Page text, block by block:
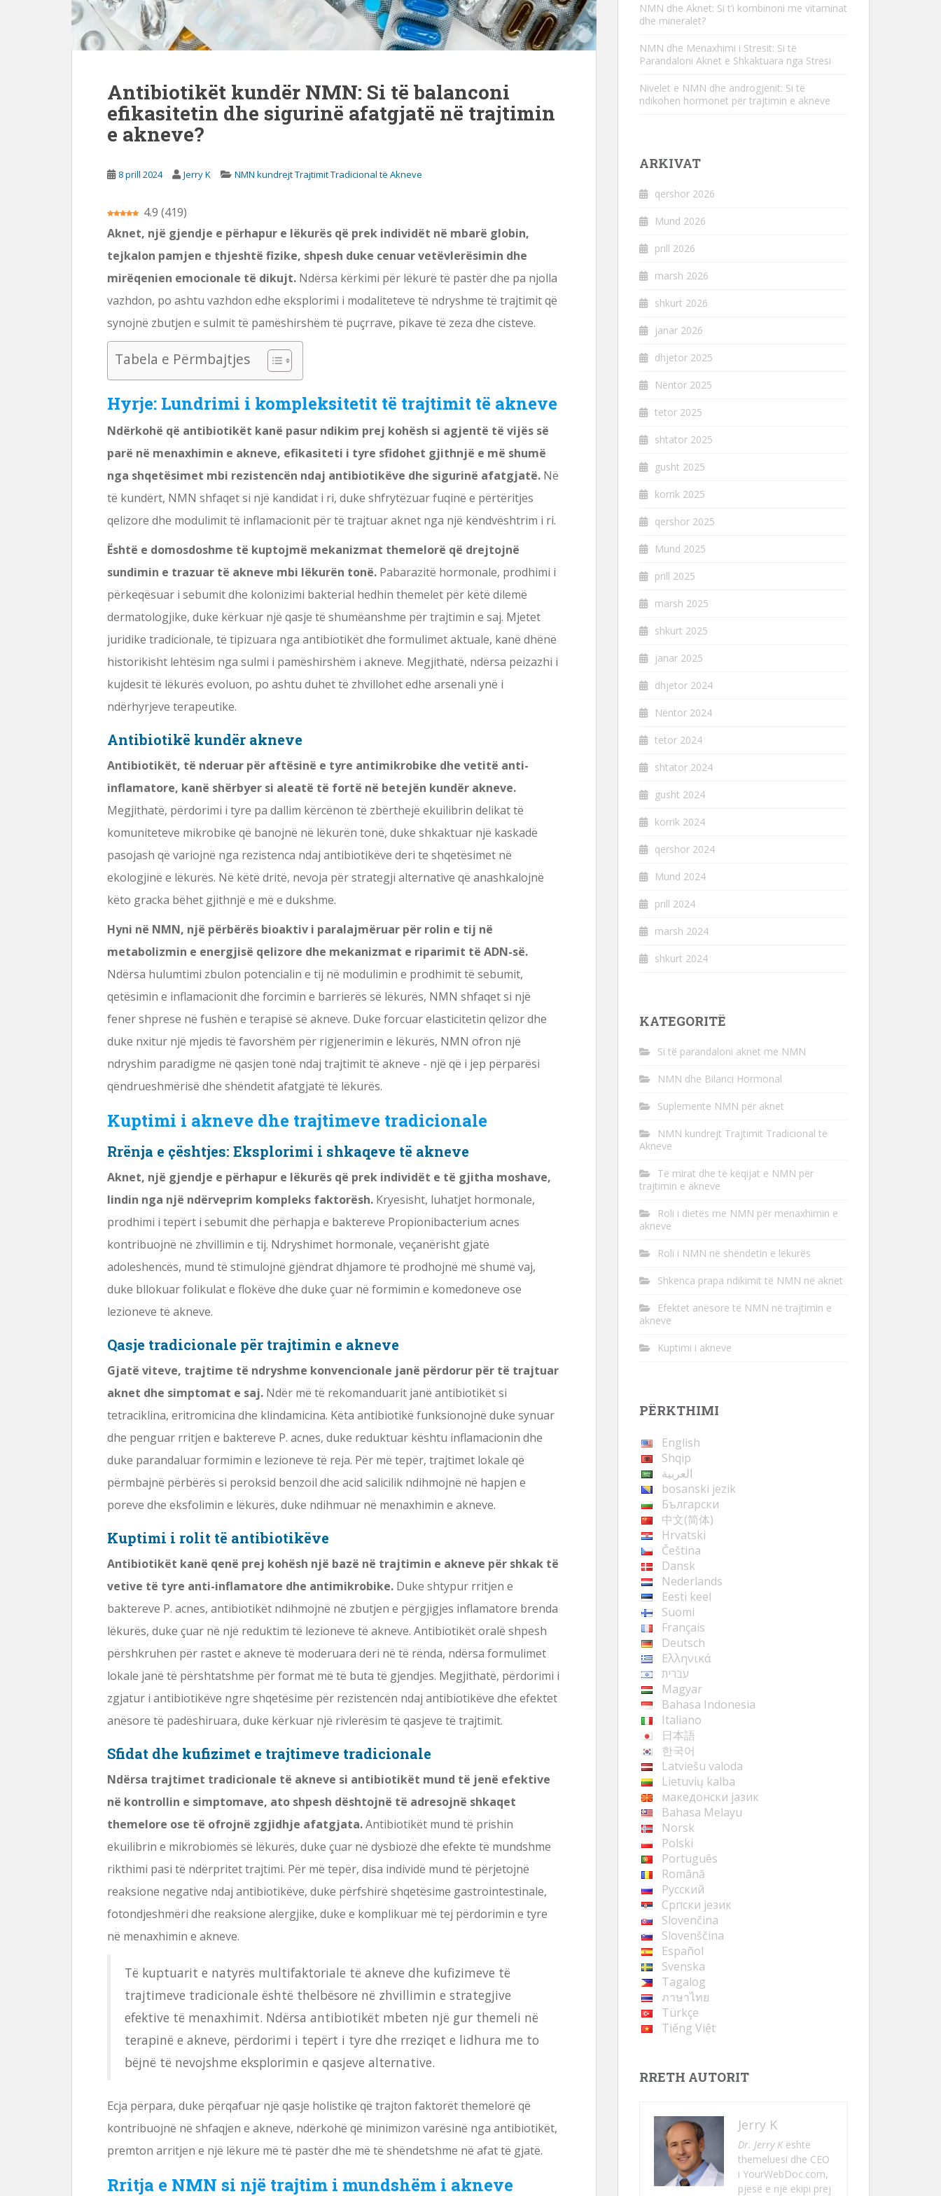
Antibiotikët kundër NMN: Si të balanconi
efikasitetin dhe sigurinë afatgjatë në trajtimin
e akneve?
8 prill 2024 Jerry K NMN kundrejt Trajtimit Tradicional të Akneve
4.9 (419)
Aknet, një gjendje e përhapur e lëkurës që prek individët në mbarë globin,
tejkalon pamjen e thjeshtë fizike, shpesh duke cenuar vetëvlerësimin dhe
mirëqenien emocionale të dikujt. Ndërsa kërkimi për lëkurë të pastër dhe pa njolla
vazhdon, po ashtu vazhdon edhe eksplorimi i modaliteteve të ndryshme të trajtimit që
synojnë zbutjen e sulmit të pamëshirshëm të puçrrave, pikave të zeza dhe cisteve.
Tabela e Përmbajtjes
Hyrje: Lundrimi i kompleksitetit të trajtimit të akneve
Ndërkohë që antibiotikët kanë pasur ndikim prej kohësh si agjentë të vijës së
parë në menaxhimin e akneve, efikasiteti i tyre sfidohet gjithnjë e më shumë
nga shqetësimet mbi rezistencën ndaj antibiotikëve dhe sigurinë afatgjatë. Në
të kundërt, NMN shfaqet si një kandidat i ri, duke shfrytëzuar fuqinë e përtëritjes
qelizore dhe modulimit të inflamacionit për të trajtuar aknet nga një këndvështrim i ri.
Është e domosdoshme të kuptojmë mekanizmat themelorë që drejtojnë
sundimin e trazuar të akneve mbi lëkurën tonë. Pabarazitë hormonale, prodhimi i
përkeqësuar i sebumit dhe kolonizimi bakterial hedhin themelet për këtë dilemë
dermatologjike, duke kërkuar një qasje të shumëanshme për trajtimin e saj. Mjetet
juridike tradicionale, të tipizuara nga antibiotikët dhe formulimet aktuale, kanë dhënë
historikisht lehtësim nga sulmi i pamëshirshëm i akneve. Megjithatë, ndërsa peizazhi i
kujdesit të lëkurës evoluon, po ashtu duhet të zhvillohet edhe arsenali ynë i
ndërhyrjeve terapeutike.
Antibiotikë kundër akneve
Antibiotikët, të nderuar për aftësinë e tyre antimikrobike dhe vetitë anti-
inflamatore, kanë shërbyer si aleatë të fortë në betejën kundër akneve.
Megjithatë, përdorimi i tyre pa dallim kërcënon të zbërthejë ekuilibrin delikat të
komuniteteve mikrobike që banojnë në lëkurën tonë, duke shkaktuar një kaskadë
pasojash që variojnë nga rezistenca ndaj antibiotikëve deri te shqetësimet në
ekologjinë e lëkurës. Në këtë dritë, nevoja për strategji alternative që anashkalojnë
këto gracka bëhet gjithnjë e më e dukshme.
Hyni në NMN, një përbërës bioaktiv i paralajmëruar për rolin e tij në
metabolizmin e energjisë qelizore dhe mekanizmat e riparimit të ADN-së.
Ndërsa hulumtimi zbulon potencialin e tij në modulimin e prodhimit të sebumit,
qetësimin e inflamacionit dhe forcimin e barrierës së lëkurës, NMN shfaqet si një
fener shprese në fushën e terapisë së akneve. Duke forcuar elasticitetin qelizor dhe
duke nxitur një mjedis të favorshëm për rigjenerimin e lëkurës, NMN ofron një
ndryshim paradigme në qasjen tonë ndaj trajtimit të akneve - një që i jep përparësi
qëndrueshmërisë dhe shëndetit afatgjatë të lëkurës.
Kuptimi i akneve dhe trajtimeve tradicionale
Rrënja e çështjes: Eksplorimi i shkaqeve të akneve
Aknet, një gjendje e përhapur e lëkurës që prek individët e të gjitha moshave,
lindin nga një ndërveprim kompleks faktorësh. Kryesisht, luhatjet hormonale,
prodhimi i tepërt i sebumit dhe përhapja e baktereve Propionibacterium acnes
kontribuojnë në zhvillimin e tij. Ndryshimet hormonale, veçanërisht gjatë
adoleshencës, mund të stimulojnë gjëndrat dhjamore të prodhojnë më shumë vaj,
duke bllokuar folikulat e flokëve dhe duke çuar në formimin e komedoneve ose
lezioneve të akneve.
Qasje tradicionale për trajtimin e akneve
Gjatë viteve, trajtime të ndryshme konvencionale janë përdorur për të trajtuar
aknet dhe simptomat e saj. Ndër më të rekomanduarit janë antibiotikët si
tetraciklina, eritromicina dhe klindamicina. Këta antibiotikë funksionojnë duke synuar
dhe penguar rritjen e baktereve P. acnes, duke reduktuar kështu inflamacionin dhe
duke parandaluar formimin e lezioneve të reja. Për më tepër, trajtimet lokale që
përmbajnë përbërës si peroksid benzoil dhe acid salicilik ndihmojnë në hapjen e
poreve dhe eksfolimin e lëkurës, duke ndihmuar në menaxhimin e akneve.
Kuptimi i rolit të antibiotikëve
Antibiotikët kanë qenë prej kohësh një bazë në trajtimin e akneve për shkak të
vetive të tyre anti-inflamatore dhe antimikrobike. Duke shtypur rritjen e
baktereve P. acnes, antibiotikët ndihmojnë në zbutjen e përgjigjes inflamatore brenda
lëkurës, duke çuar në një reduktim të lezioneve të akneve. Antibiotikët oralë shpesh
përshkruhen për rastet e akneve të moderuara deri në të rënda, ndërsa formulimet
lokale janë të përshtatshme për format më të buta të gjendjes. Megjithatë, përdorimi i
zgjatur i antibiotikëve ngre shqetësime për rezistencën ndaj antibiotikëve dhe efektet
anësore të padëshiruara, duke kërkuar një rivlerësim të qasjeve të trajtimit.
Sfidat dhe kufizimet e trajtimeve tradicionale
Ndërsa trajtimet tradicionale të akneve si antibiotikët mund të jenë efektive
në kontrollin e simptomave, ato shpesh dështojnë të adresojnë shkaqet
themelore ose të ofrojnë zgjidhje afatgjata.Antibiotikët mund të prishin
ekuilibrin e mikrobiomës së lëkurës, duke çuar në dysbiozë dhe efekte të mundshme
rikthimi pasi të ndërpritet trajtimi. Për më tepër, disa individë mund të përjetojnë
reaksione negative ndaj antibiotikëve, duke përfshirë shqetësime gastrointestinale,
fotondjeshmëri dhe reaksione alergjike, duke e komplikuar më tej përdorimin e tyre
në menaxhimin e akneve.
Të kuptuarit e natyrës multifaktoriale të akneve dhe kufizimeve të
trajtimeve tradicionale është thelbësore në zhvillimin e strategjive
efektive të menaxhimit. Ndërsa antibiotikët mbeten një gur themeli në
terapinë e akneve, përdorimi i tepërt i tyre dhe rreziqet e lidhura me to
bëjnë të nevojshme eksplorimin e qasjeve alternative.
Ecja përpara, duke përqafuar një qasje holistike që trajton faktorët themelorë që
kontribuojnë në shfaqjen e akneve, ndërkohë që minimizon varësinë nga antibiotikët,
premton arritjen e një lëkure më të pastër dhe më të shëndetshme në afat të gjatë.
Rritja e NMN si një trajtim i mundshëm i akneve
NMN dhe Aknet: Si t’i kombinoni me vitaminat
dhe mineralet?
NMN dhe Menaxhimi i Stresit: Si të
Parandaloni Aknet e Shkaktuara nga Stresi
Nivelet e NMN dhe androgjenit: Si të
ndikohen hormonet për trajtimin e akneve
ARKIVAT
qershor 2026
Mund 2026
prill 2026
marsh 2026
shkurt 2026
janar 2026
dhjetor 2025
Nëntor 2025
tetor 2025
shtator 2025
gusht 2025
korrik 2025
qershor 2025
Mund 2025
prill 2025
marsh 2025
shkurt 2025
janar 2025
dhjetor 2024
Nëntor 2024
tetor 2024
shtator 2024
gusht 2024
korrik 2024
qershor 2024
Mund 2024
prill 2024
marsh 2024
shkurt 2024
KATEGORITË
Si të parandaloni aknet me NMN
NMN dhe Bilanci Hormonal
Suplemente NMN për aknet
NMN kundrejt Trajtimit Tradicional të
Akneve
Të mirat dhe të këqijat e NMN për
trajtimin e akneve
Roli i dietës me NMN për menaxhimin e
akneve
Roli i NMN në shëndetin e lëkurës
Shkenca prapa ndikimit të NMN në aknet
Efektet anësore të NMN në trajtimin e
akneve
Kuptimi i akneve
PËRKTHIMI
English
Shqip
العربية
bosanski jezik
Български
中文(简体)
Hrvatski
Čeština
Dansk
Nederlands
Eesti keel
Suomi
Français
Deutsch
Ελληνικά
עברית
Magyar
Bahasa Indonesia
Italiano
日本語
한국어
Latviešu valoda
Lietuvių kalba
македонски јазик
Bahasa Melayu
Norsk
Polski
Português
Română
Русский
Cрпски језик
Slovenčina
Slovenščina
Español
Svenska
Tagalog
ภาษาไทย
Türkçe
Tiếng Việt
RRETH AUTORIT
Jerry K
Dr. Jerry Kështë
themeluesi dhe CEO
i YourWebDoc.com,
pjesë e një ekipi prej